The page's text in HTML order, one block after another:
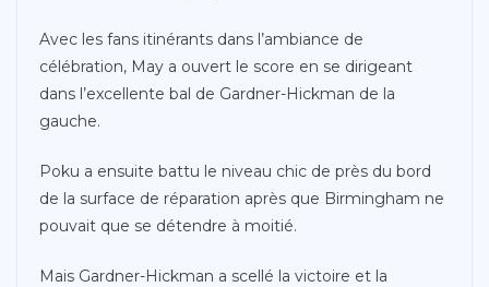
Avec les fans itinérants dans l’ambiance de
célébration, May a ouvert le score en se dirigeant
dans l’excellente bal de Gardner-Hickman de la
gauche.
Poku a ensuite battu le niveau chic de près du bord
de la surface de réparation après que Birmingham ne
pouvait que se détendre à moitié.
Mais Gardner-Hickman a scellé la victoire et la